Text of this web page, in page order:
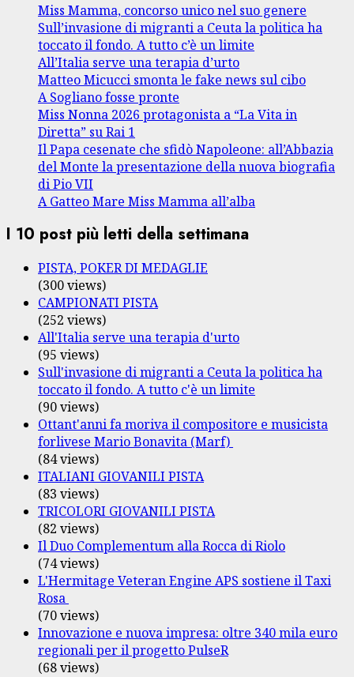
Miss Mamma, concorso unico nel suo genere
Sull’invasione di migranti a Ceuta la politica ha
toccato il fondo. A tutto c’è un limite
All’Italia serve una terapia d’urto
Matteo Micucci smonta le fake news sul cibo
A Sogliano fosse pronte
Miss Nonna 2026 protagonista a “La Vita in
Diretta” su Rai 1
Il Papa cesenate che sfidò Napoleone: all’Abbazia
del Monte la presentazione della nuova biografia
di Pio VII
A Gatteo Mare Miss Mamma all’alba
I 10 post più letti della settimana
PISTA, POKER DI MEDAGLIE
(300 views)
CAMPIONATI PISTA
(252 views)
All'Italia serve una terapia d'urto
(95 views)
Sull'invasione di migranti a Ceuta la politica ha
toccato il fondo. A tutto c'è un limite
(90 views)
Ottant'anni fa moriva il compositore e musicista
forlivese Mario Bonavita (Marf)
(84 views)
ITALIANI GIOVANILI PISTA
(83 views)
TRICOLORI GIOVANILI PISTA
(82 views)
Il Duo Complementum alla Rocca di Riolo
(74 views)
L'Hermitage Veteran Engine APS sostiene il Taxi
Rosa
(70 views)
Innovazione e nuova impresa: oltre 340 mila euro
regionali per il progetto PulseR
(68 views)